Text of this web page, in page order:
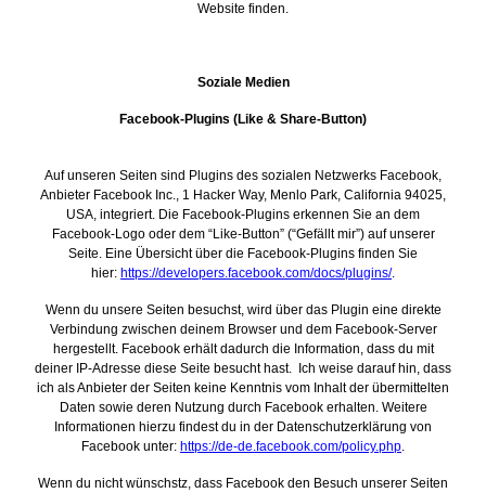
Website finden.
Soziale Medien
Facebook-Plugins (Like & Share-Button)
Auf unseren Seiten sind Plugins des sozialen Netzwerks Facebook,
Anbieter Facebook Inc., 1 Hacker Way, Menlo Park, California 94025,
USA, integriert. Die Facebook-Plugins erkennen Sie an dem
Facebook-Logo oder dem “Like-Button” (“Gefällt mir”) auf unserer
Seite. Eine Übersicht über die Facebook-Plugins finden Sie
hier: https://developers.facebook.com/docs/plugins/.
Wenn du unsere Seiten besuchst, wird über das Plugin eine direkte
Verbindung zwischen deinem Browser und dem Facebook-Server
hergestellt. Facebook erhält dadurch die Information, dass du mit
deiner IP-Adresse diese Seite besucht hast. Ich weise darauf hin, dass
ich als Anbieter der Seiten keine Kenntnis vom Inhalt der übermittelten
Daten sowie deren Nutzung durch Facebook erhalten. Weitere
Informationen hierzu findest du in der Datenschutzerklärung von
Facebook unter: https://de-de.facebook.com/policy.php.
Wenn du nicht wünschstz, dass Facebook den Besuch unserer Seiten